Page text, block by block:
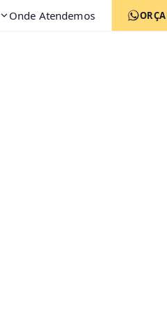
Onde Atendemos